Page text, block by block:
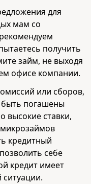
для
мам со
получить
займ, не выходя
офисе компании.
или сборов,
быть погашены
высокие ставки,
кредитный
себе
кредит имеет